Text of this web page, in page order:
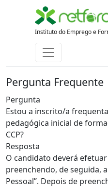
Instituto do Emprego e
Pergunta Frequente
Pergunta
Estou a inscrito/a
pedagógica inicial de
CCP?
Resposta
O candidato deverá
preenchendo, de seguida,
Pessoal”. Depois de